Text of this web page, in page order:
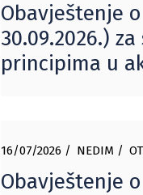
Obavještenje
30.09.2026.)
principima u
16/07/2026 NEDIM
Obavještenje